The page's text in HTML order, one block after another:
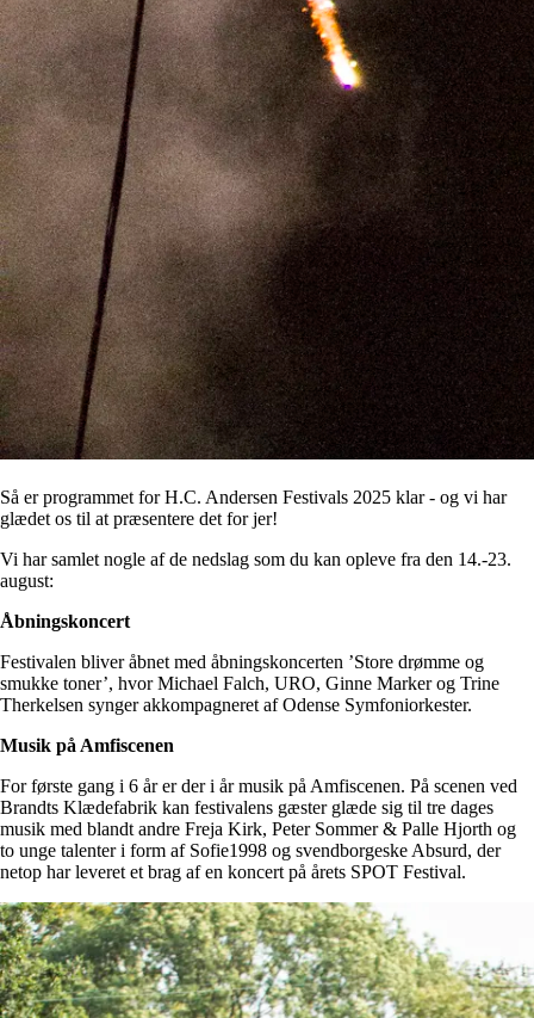
Så er programmet for H.C. Andersen Festivals 2025 klar - og vi har
glædet os til at præsentere det for jer!
Vi har samlet nogle af de nedslag som du kan opleve fra den 14.-23.
august:
Åbningskoncert
Festivalen bliver åbnet med åbningskoncerten ’Store drømme og
smukke toner’, hvor Michael Falch, URO, Ginne Marker og Trine
Therkelsen synger akkompagneret af Odense Symfoniorkester.
Musik på Amfiscenen
For første gang i 6 år er der i år musik på Amfiscenen. På scenen ved
Brandts Klædefabrik kan festivalens gæster glæde sig til tre dages
musik med blandt andre Freja Kirk, Peter Sommer & Palle Hjorth og
to unge talenter i form af Sofie1998 og svendborgeske Absurd, der
netop har leveret et brag af en koncert på årets SPOT Festival.